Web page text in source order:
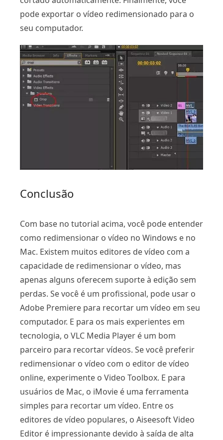
pode exportar o vídeo redimensionado para o
seu computador.
Conclusão
Com base no tutorial acima, você pode entender
como redimensionar o vídeo no Windows e no
Mac. Existem muitos editores de vídeo com a
capacidade de redimensionar o vídeo, mas
apenas alguns oferecem suporte à edição sem
perdas. Se você é um profissional, pode usar o
Adobe Premiere para recortar um vídeo em seu
computador. E para os mais experientes em
tecnologia, o VLC Media Player é um bom
parceiro para recortar vídeos. Se você preferir
redimensionar o vídeo com o editor de vídeo
online, experimente o Video Toolbox. E para
usuários de Mac, o iMovie é uma ferramenta
simples para recortar um vídeo. Entre os
editores de vídeo populares, o Aiseesoft Video
Editor é impressionante devido à saída de alta